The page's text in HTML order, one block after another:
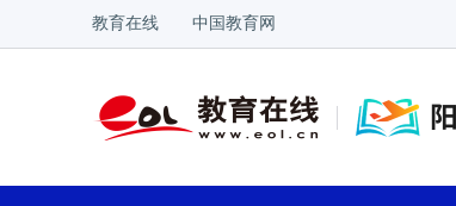
教育在线 中国教育网